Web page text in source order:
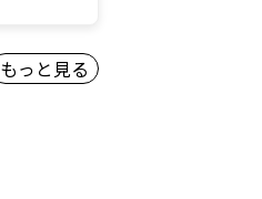
もっと見る